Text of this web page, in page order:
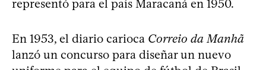
representó para el país Maracaná en 1950.
En 1953, el diario carioca Correio da Manhã
lanzó un concurso para diseñar un nuevo